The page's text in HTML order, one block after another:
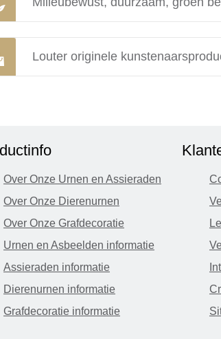
Louter originele
Over Onze Urnen en Assieraden
Over Onze Dierenurnen
Over Onze Grafdecoratie
Urnen en Asbeelden informatie
Assieraden informatie
Dierenurnen informatie
Grafdecoratie informatie